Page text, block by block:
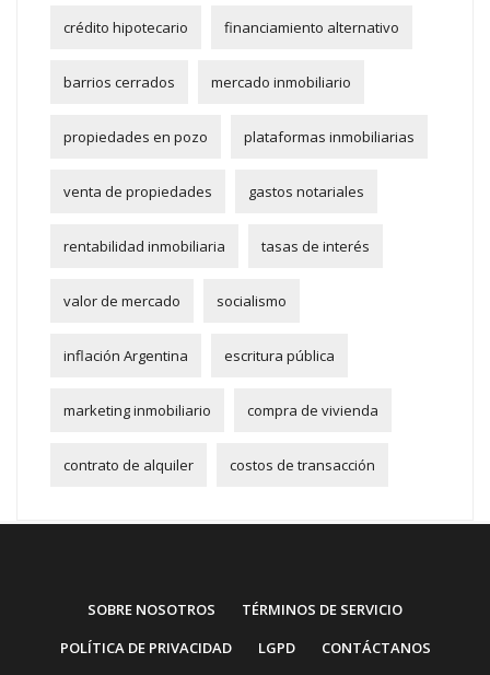
crédito hipotecario financiamiento alternativo
barrios cerrados mercado inmobiliario
propiedades en pozo plataformas inmobiliarias
venta de propiedades gastos notariales
rentabilidad inmobiliaria tasas de interés
valor de mercado socialismo
inflación Argentina escritura pública
marketing inmobiliario compra de vivienda
contrato de alquiler costos de transacción
SOBRE NOSOTROS
TÉRMINOS DE SERVICIO
POLÍTICA DE PRIVACIDAD
LGPD CONTÁCTANOS